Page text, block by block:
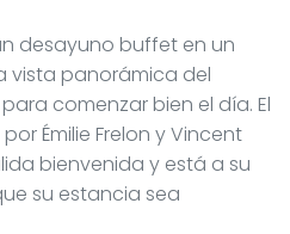
desayuno buffet en un
vista panorámica del
comenzar bien el día. El
Émilie Frelon y Vincent
bienvenida y está a su
su estancia sea